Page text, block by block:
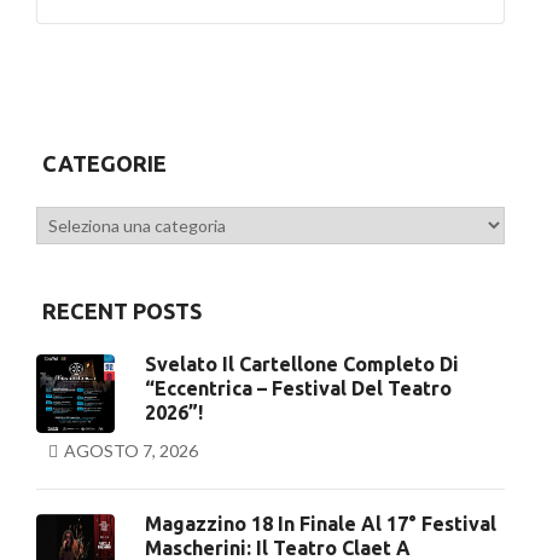
CATEGORIE
Categorie
RECENT POSTS
Svelato Il Cartellone Completo Di
“Eccentrica – Festival Del Teatro
2026”!
AGOSTO 7, 2026
Magazzino 18 In Finale Al 17° Festival
Mascherini: Il Teatro Claet A